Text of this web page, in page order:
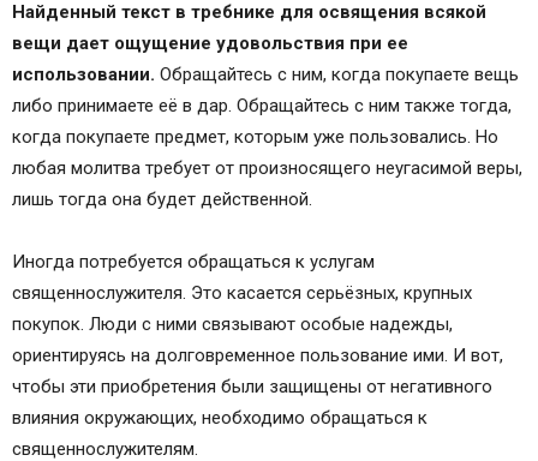
Закрытие цикла неудач. Обряд возвращения
Счастья!
Ловец Счастья. Видеоруководство.
Как правильно разговаривать с мужчинами
Матрица исполнения желаний
Работа с фотографией. Мастер-класс Елены
Горбачевой!
Как очистить вещь от негативной энергии
Когда и зачем читать молитву
Как читать самостоятельно
Найденный текст в требнике для освящения всякой
вещи дает ощущение удовольствия при ее
использовании. Обращайтесь с ним, когда покупаете вещь
либо принимаете её в дар. Обращайтесь с ним также тогда,
когда покупаете предмет, которым уже пользовались. Но
любая молитва требует от произносящего неугасимой веры,
лишь тогда она будет действенной.
Иногда потребуется обращаться к услугам
священнослужителя. Это касается серьёзных, крупных
покупок. Люди с ними связывают особые надежды,
ориентируясь на долговременное пользование ими. И вот,
чтобы эти приобретения были защищены от негативного
влияния окружающих, необходимо обращаться к
священнослужителям.